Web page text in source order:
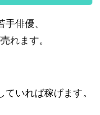
俳優、
れます。
いれば稼げます。